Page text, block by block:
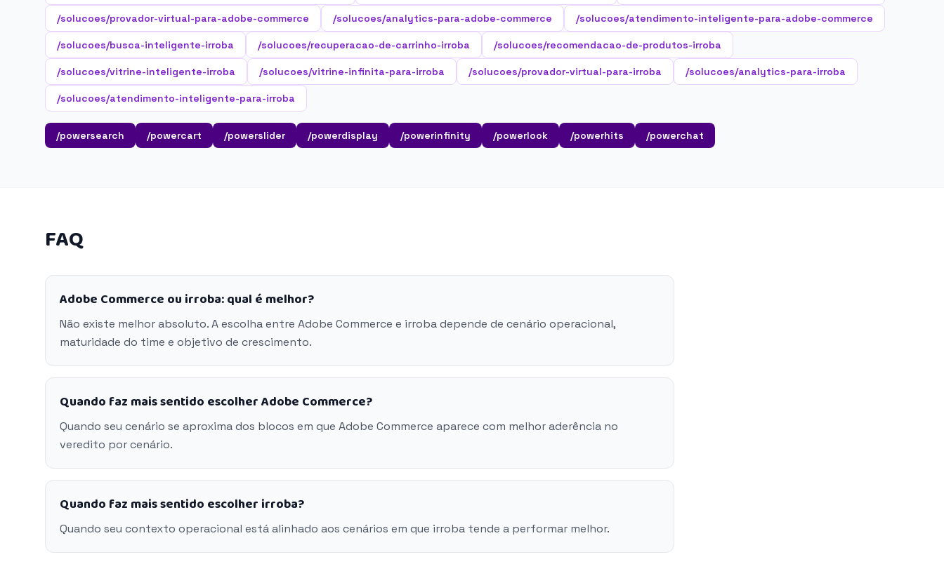
/solucoes/provador-virtual-para-adobe-commerce /solucoes/analytics-para-adobe-commerce /solucoes/atendimento-inteligente-para-adobe-commerce
/solucoes/busca-inteligente-irroba /solucoes/recuperacao-de-carrinho-irroba /solucoes/recomendacao-de-produtos-irroba
/solucoes/vitrine-inteligente-irroba /solucoes/vitrine-infinita-para-irroba /solucoes/provador-virtual-para-irroba /solucoes/analytics-para-irroba
/solucoes/atendimento-inteligente-para-irroba
/powersearch /powercart /powerslider /powerdisplay /powerinfinity /powerlook /powerhits /powerchat
FAQ
Adobe Commerce ou irroba: qual é melhor?
Não existe melhor absoluto. A escolha entre Adobe Commerce e irroba depende de cenário operacional,
maturidade do time e objetivo de crescimento.
Quando faz mais sentido escolher Adobe Commerce?
Quando seu cenário se aproxima dos blocos em que Adobe Commerce aparece com melhor aderência no
veredito por cenário.
Quando faz mais sentido escolher irroba?
Quando seu contexto operacional está alinhado aos cenários em que irroba tende a performar melhor.